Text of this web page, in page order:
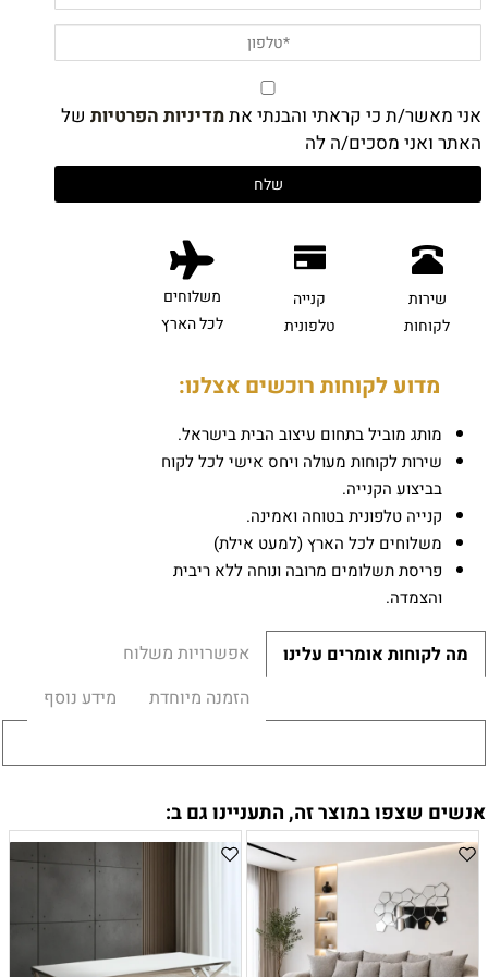
אני מאשר/ת כי קראתי והבנתי אתמדיניות הפרטיות של
האתר ואני מסכים/ה לה
שירות
לקוחות
קנייה
טלפונית
משלוחים
לכל הארץ
מדוע לקוחות רוכשים אצלנו:
מותג מוביל בתחום עיצוב הבית בישראל.
שירות לקוחות מעולה ויחס אישי לכל לקוח
בביצוע הקנייה.
קנייה טלפונית בטוחה ואמינה.
משלוחים לכל הארץ (למעט אילת)
פריסת תשלומים מרובה ונוחה ללא ריבית
והצמדה.
מה לקוחות אומרים עלינו
אפשרויות משלוח
הזמנה מיוחדת
מידע נוסף
אנשים שצפו במוצר זה, התעניינו גם ב: